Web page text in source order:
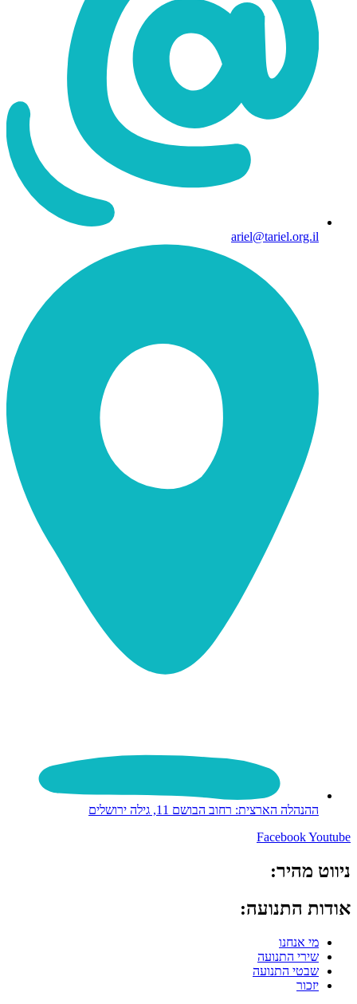
ariel@tariel.org.il
ההנהלה הארצית: רחוב הבושם 11, גילה ירושלים
FacebookYoutube
ניווט מהיר:
אודות התנועה:
מי אנחנו
שירי התנועה
שבטי התנועה
יזכור